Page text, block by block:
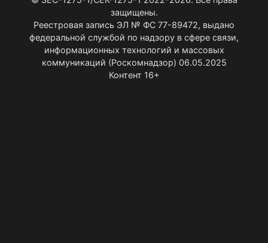
защищены.
Реестровая запись ЭЛ № ФС 77-89472, выдано
федеральной службой по надзору в сфере связи,
информационных технологий и массовых
коммуникаций (Роскомнадзор) 06.05.2025
Контент 16+